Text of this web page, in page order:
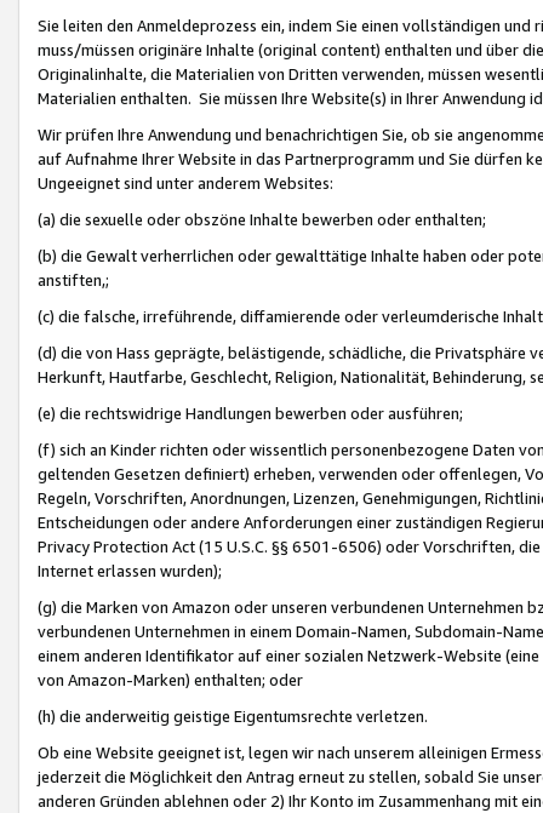
Sie leiten den Anmeldeprozess ein, indem Sie einen vollständigen
muss/müssen originäre Inhalte (original content) enthalten und über
Originalinhalte, die Materialien von Dritten verwenden, müssen
Materialien enthalten. Sie müssen Ihre Website(s) in Ihrer Anwendung
Wir prüfen Ihre Anwendung und benachrichtigen Sie, ob sie
auf Aufnahme Ihrer Website in das Partnerprogramm und Sie dürfen
Ungeeignet sind unter anderem Websites:
(a) die sexuelle oder obszöne Inhalte bewerben oder enthalten;
(b) die Gewalt verherrlichen oder gewalttätige Inhalte haben oder
anstiften,;
(c) die falsche, irreführende, diffamierende oder verleumderische
(d) die von Hass geprägte, belästigende, schädliche, die Privatsphäre
Herkunft, Hautfarbe, Geschlecht, Religion, Nationalität, Behinderung,
(e) die rechtswidrige Handlungen bewerben oder ausführen;
(f) sich an Kinder richten oder wissentlich personenbezogene Daten
geltenden Gesetzen definiert) erheben, verwenden oder offenlegen,
Regeln, Vorschriften, Anordnungen, Lizenzen, Genehmigungen,
Entscheidungen oder andere Anforderungen einer zuständigen
Privacy Protection Act (15 U.S.C. §§ 6501-6506) oder Vorschriften,
Internet erlassen wurden);
(g) die Marken von Amazon oder unseren verbundenen Unternehmen
verbundenen Unternehmen in einem Domain-Namen, Subdomain-
einem anderen Identifikator auf einer sozialen Netzwerk-Website
von Amazon-Marken) enthalten; oder
(h) die anderweitig geistige Eigentumsrechte verletzen.
Ob eine Website geeignet ist, legen wir nach unserem alleinigen
jederzeit die Möglichkeit den Antrag erneut zu stellen, sobald Sie
anderen Gründen ablehnen oder 2) Ihr Konto im Zusammenhang mit